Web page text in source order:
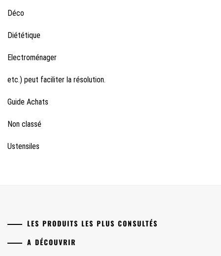
Déco
Diététique
Electroménager
etc.) peut faciliter la résolution.
Guide Achats
Non classé
Ustensiles
LES PRODUITS LES PLUS CONSULTÉS
A DÉCOUVRIR